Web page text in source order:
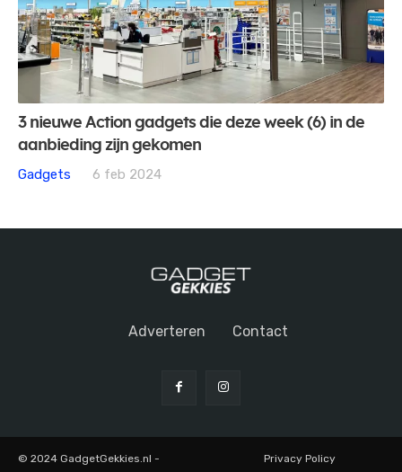
3 nieuwe Action gadgets die deze week (6) in de
aanbieding zijn gekomen
Gadgets
6 feb 2024
Adverteren Contact
© 2024 GadgetGekkies.nl -
Privacy Policy